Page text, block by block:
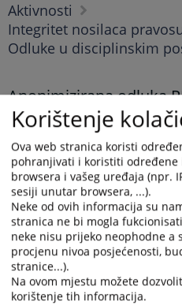
Aktivnosti
Integritet nosilaca
Odluke u disciplinskim
Anonimizirana odluka
25.02.2026.
Anonimizirana odluka PDK 11-
Prikazana vijest je na:
371
Korištenje
Ova web stranica koristi
pohranjivati i koristiti određene
browsera i vašeg uređaja (npr.
sesiji unutar browsera, ...).
Neke od ovih informacija su
stranica ne bi mogla
neke nisu prijeko neophodne a
procjenu nivoa posjećenosti,
stranice...).
Na ovom mjestu možete
korištenje tih informacija.